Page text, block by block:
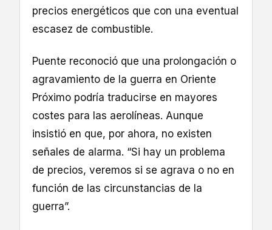
precios energéticos que con una eventual
escasez de combustible.
Puente reconoció que una prolongación o
agravamiento de la guerra en Oriente
Próximo podría traducirse en mayores
costes para las aerolíneas. Aunque
insistió en que, por ahora, no existen
señales de alarma. “Si hay un problema
de precios, veremos si se agrava o no en
función de las circunstancias de la
guerra”.